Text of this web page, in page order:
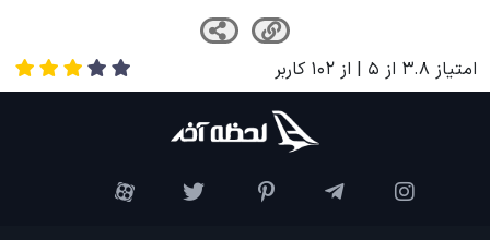
امتیاز 3.8 از 5 | از 102 کاربر